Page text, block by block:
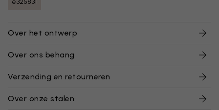
e325831
Over het ontwerp
Over ons behang
Verzending en retourneren
Over onze stalen